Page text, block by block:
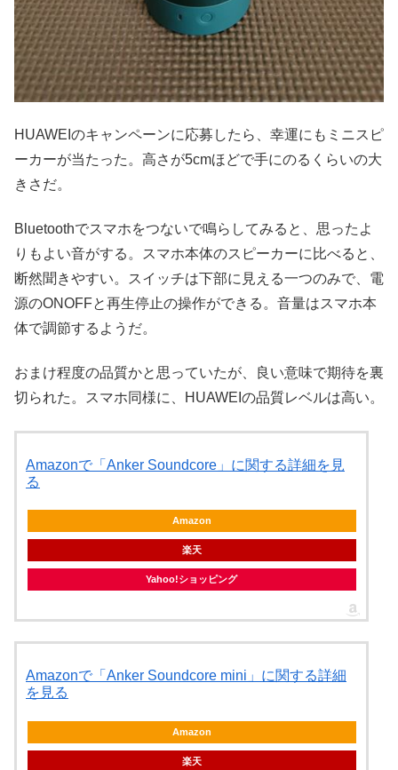
HUAWEIのキャンペーンに応募したら、幸運にもミニスピ
ーカーが当たった。高さが5cmほどで手にのるくらいの大
きさだ。
Bluetoothでスマホをつないで鳴らしてみると、思ったよ
りもよい音がする。スマホ本体のスピーカーに比べると、
断然聞きやすい。スイッチは下部に見える一つのみで、電
源のONOFFと再生停止の操作ができる。音量はスマホ本
体で調節するようだ。
おまけ程度の品質かと思っていたが、良い意味で期待を裏
切られた。スマホ同様に、HUAWEIの品質レベルは高い。
Amazonで「Anker Soundcore」に関する詳細を見
る
Amazon
楽天
Yahoo!ショッピング
Amazonで「Anker Soundcore mini」に関する詳細
を見る
Amazon
楽天